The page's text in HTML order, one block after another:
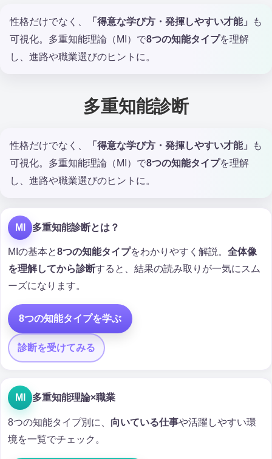
性格だけでなく、 「得意な学び方・発揮しやすい才能」
も
可視化。多重知能理論（MI）で8つの知能タイプを理解
し、進路や職業選びのヒントに。
多重知能診断
性格だけでなく、 「得意な学び方・発揮しやすい才能」
も
可視化。多重知能理論（MI）で8つの知能タイプを理解
し、進路や職業選びのヒントに。
MI 多重知能診断とは？
MIの基本と8つの知能タイプをわかりやすく解説。 全体像
を理解してから診断すると、結果の読み取りが一気にスム
ーズになります。
8つの知能タイプを学ぶ
診断を受けてみる
MI 多重知能理論×職業
8つの知能タイプ別に、 向いている仕事や活躍しやすい環
境を一覧でチェック。